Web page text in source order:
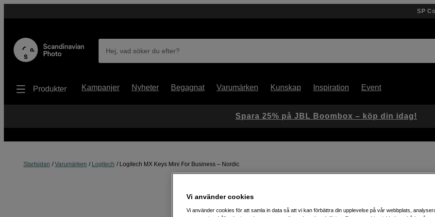
SP
Hej, vad söker du efter?
Produkter Kampanjer Nyheter Begagnat Varumärken Kunskap Inspiration Event
Startsidan Varumärken Logitech Logitech MX Keys Mini For Business – Nordic
Kompakt trådlöst
Spara 25% på JBL Boombox – köp din idag!
Vi använder cookies
Vi använder cookies för att samla in data så att vi kan förbättra din upplevelse på vår webbplats,